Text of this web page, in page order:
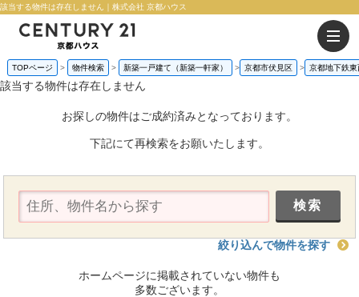
該当する物件は存在しません｜株式会社 京都ハウス
TOPページ 物件検索 新築一戸建て（新築一軒家） 京都市伏見区 京都地下鉄東
該当する物件は存在しません
お探しの物件はご成約済みとなっております。
下記にて再検索をお願いたします。
絞り込んで物件を探す
ホームページに掲載されていない物件も
多数ございます。